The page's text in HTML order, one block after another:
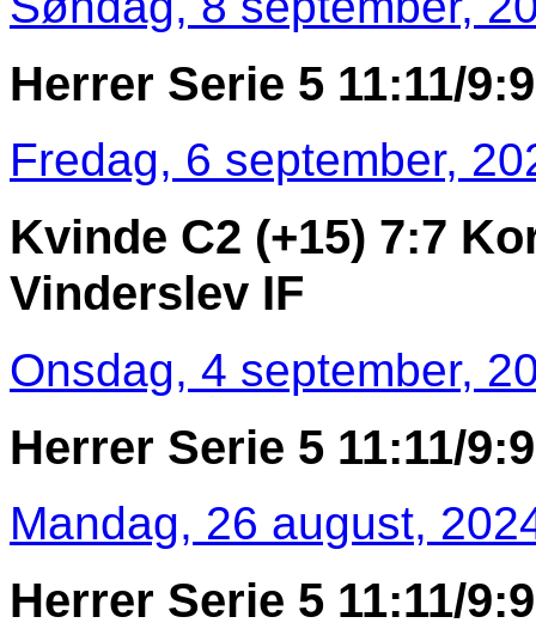
Herrer Serie 5 11:11/
Fredag, 6 september,
Kvinde C2 (+15) 7:7
Vinderslev IF
Onsdag, 4 september,
Herrer Serie 5 11:11/
Mandag, 26 august,
Herrer Serie 5 11:11/